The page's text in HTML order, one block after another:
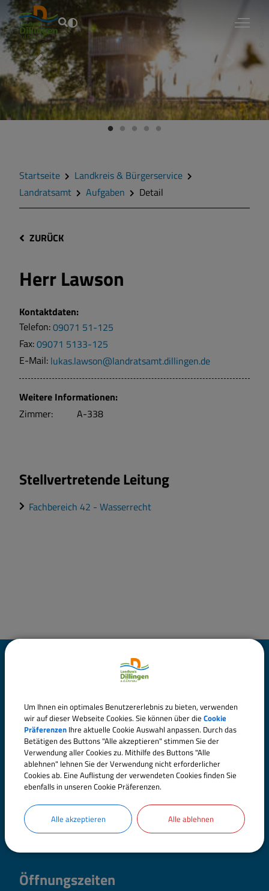
Fouad Vollmer
Startseite
Landkreis & Bürgerservice
Landratsamt
Aufgaben Detail
ZURÜCK
HerrLawson
Kontaktdaten:
Telefon:09071 51-125
Fax:09071 5133-125
E-Mail: lukas.lawson@landratsamt.dillingen.de
Weitere Informationen:
Zimmer:
A-338
Stellvertretende Leitung
Fachbereich 42 - Wasserrecht
Landratsamt Dillingen
Große Allee 24 (Hauptgebäude)
89407 Dillingen a.d.Donau
Telefon:09071 51-0
Fax: 09071 51-101
E-Mail:poststelle@landratsamt.dillingen.de
Kontakt
Elektronische Kommunikation
Öffnungszeiten
Um Ihnen ein optimales Benutzererlebnis zu bieten, verwenden
wir auf dieser Webseite Cookies. Sie können über die Cookie
Präferenzen Ihre aktuelle Cookie Auswahl anpassen. Durch das
Betätigen des Buttons "Alle akzeptieren" stimmen Sie der
Verwendung aller Cookies zu. Mithilfe des Buttons "Alle
ablehnen" lehnen Sie der Verwendung nicht erforderlicher
Cookies ab. Eine Auflistung der verwendeten Cookies finden Sie
ebenfalls in unseren Cookie Präferenzen.
Alle akzeptieren Alle ablehnen